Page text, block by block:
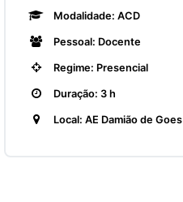
Modalidade: ACD
Pessoal: Docente
Regime: Presencial
Duração: 3 h
Local: AE Damião de Goes